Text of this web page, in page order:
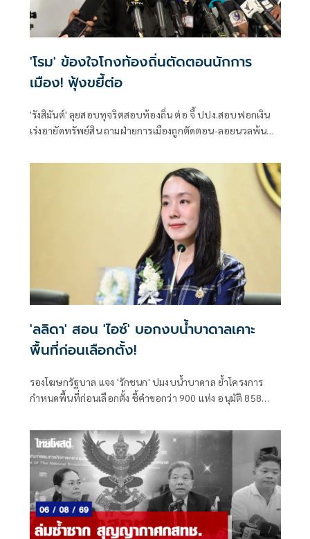
'โรม' ข้องใจโกงท้องถิ่นตัดตอนนักการ
เมือง! ฟุ้งขยี้ต่อ
'รังสิมันต์' ลุยสอบทุจริตสอบท้องถิ่น ต่อ จี้ ปปง.สอบฟอกเงิน
เร่งอายัดทรัพย์สิน ถามฝ่ายการเมืองถูกตัดตอน-ลอยนวลพ้นผิด
รัดกุมหรือไม่
'ลลิดา' สอน 'ไอซ์' บอกงบน้ำบาดาลเคาะ
พื้นที่ก่อนเลือกตั้ง!
รองโฆษกรัฐบาล แจง 'รักชนก' ปมงบน้ำบาดาล ย้ำโครงการ
กำหนดพื้นที่ก่อนเลือกตั้ง ชี้คำขอกว่า 900 แห่ง อนุมัติ 858